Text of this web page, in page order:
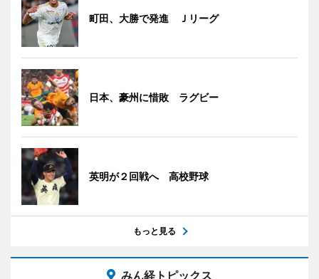
町田、大勝で発進 Ｊリーグ
日本、豪州に惜敗 ラグビー
英明が２回戦へ 高校野球
もっと見る
みん経トピックス